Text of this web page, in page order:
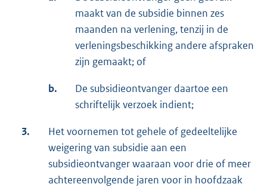
maakt van de subsidie binnen zes
maanden na verlening, tenzij in de
verleningsbeschikking andere afspraken
zijn gemaakt; of
b.
De subsidieontvanger daartoe een
schriftelijk verzoek indient;
3.
Het voornemen tot gehele of gedeeltelijke
weigering van subsidie aan een
subsidieontvanger waaraan voor drie of meer
achtereenvolgende jaren voor in hoofdzaak